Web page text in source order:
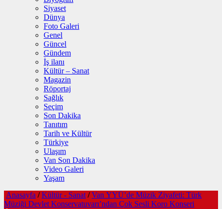
Siyaset
Dünya
Foto Galeri
Genel
Güncel
Gündem
İş ilanı
Kültür – Sanat
Magazin
Röportaj
Sağlık
Seçim
Son Dakika
Tanıtım
Tarih ve Kültür
Türkiye
Ulaşım
Van Son Dakika
Video Galeri
Yaşam
Anasayfa / Kültür - Sanat / Van YYÜ’de Müzik Ziyafeti: Türk
Müziği Devlet Konservatuvarı’ndan Çok Sesli Koro Konseri